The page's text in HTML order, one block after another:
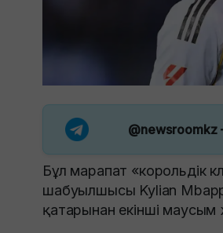
@newsroomkz
Бұл марапат «корольдік
шабуылшысы Kylian
қатарынан екінші маусым